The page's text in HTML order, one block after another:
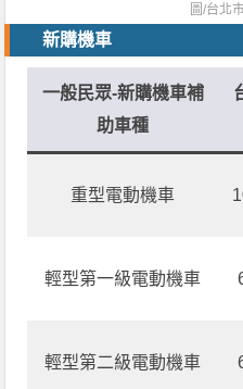
圖/台北
新購機車
一般民眾-新購機車補
助車種
重型電動機車
輕型第一級電動機車
輕型第二級電動機車